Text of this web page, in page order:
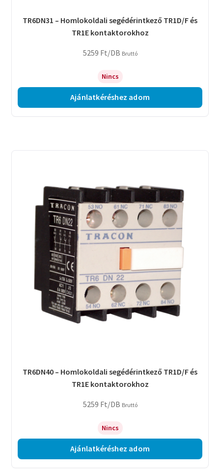
TR6DN31 – Homlokoldali segédérintkező TR1D/F és
TR1E kontaktorokhoz
5259 Ft/DB Bruttó
Nincs
Ajánlatkéréshez adom
TR6DN40 – Homlokoldali segédérintkező TR1D/F és
TR1E kontaktorokhoz
5259 Ft/DB Bruttó
Nincs
Ajánlatkéréshez adom